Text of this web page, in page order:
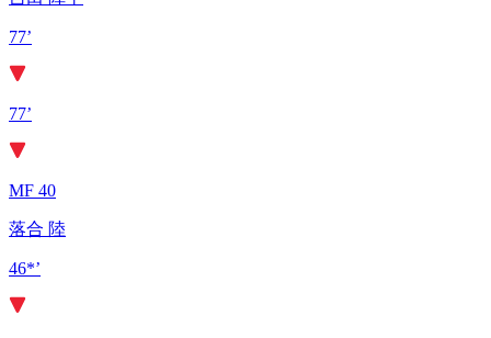
77’
77’
MF 40
落合 陸
46*’